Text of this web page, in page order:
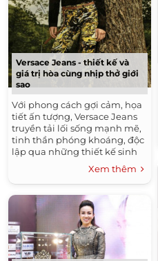
Versace Jeans - thiết kế và
giá trị hòa cùng nhịp thở giới
sao
Với phong cách gợi cảm, họa
tiết ấn tượng, Versace Jeans
truyền tải lối sống mạnh mẽ,
tinh thần phóng khoáng, độc
lập qua những thiết kế sinh
Xem thêm